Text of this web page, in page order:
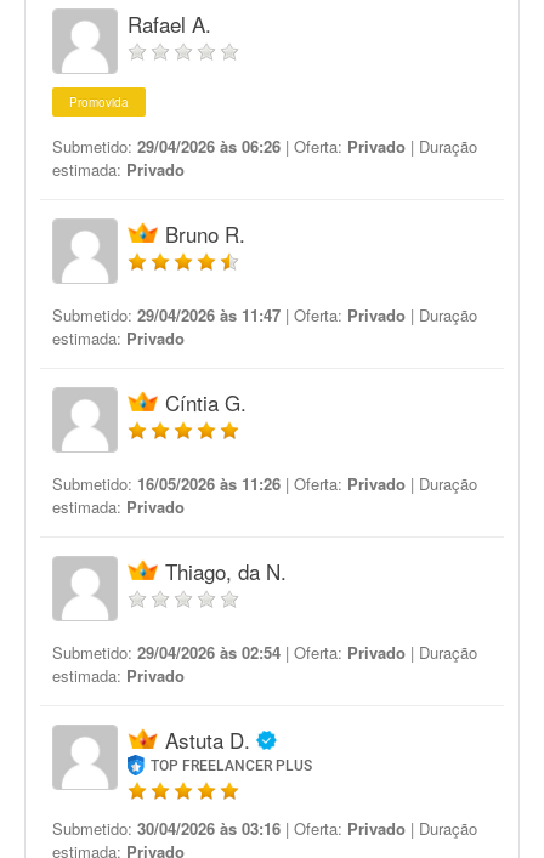
Rafael A.
Promovida
Submetido: 29/04/2026 às 06:26 | Oferta: Privado | Duração
estimada: Privado
Bruno R.
Submetido: 29/04/2026 às 11:47 | Oferta: Privado | Duração
estimada: Privado
Cíntia G.
Submetido: 16/05/2026 às 11:26 | Oferta: Privado | Duração
estimada: Privado
Thiago, da N.
Submetido: 29/04/2026 às 02:54 | Oferta: Privado | Duração
estimada: Privado
Astuta D.
TOP FREELANCER PLUS
Submetido: 30/04/2026 às 03:16 | Oferta: Privado | Duração
estimada: Privado